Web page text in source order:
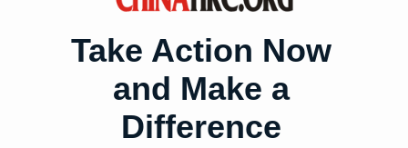
Take Action Now
and Make a
Difference